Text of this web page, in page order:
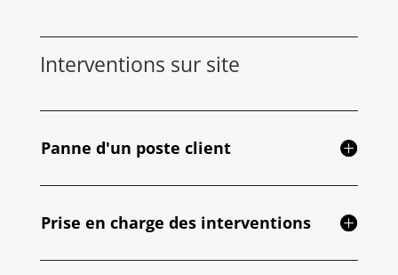
Interventions sur site
Panne d'un poste client
Prise en charge des interventions